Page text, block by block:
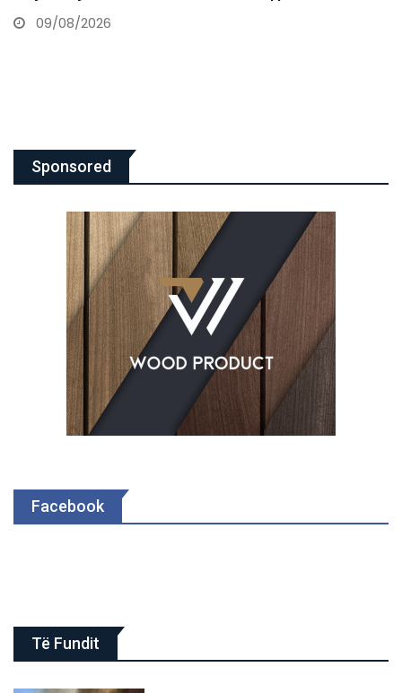
përmend “terrorin”…
Sponsored
Facebook
Të Fundit